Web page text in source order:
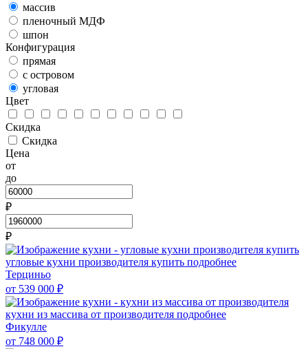
массив
пленочный МДФ
шпон
Конфигурация
прямая
с островом
угловая
Цвет
Скидка
Скидка
Цена
от
до
₽
₽
угловые кухни производителя купить подробнее
Терциньо
от 539 000 ₽
кухни из массива от производителя подробнее
Фикулле
от 748 000 ₽